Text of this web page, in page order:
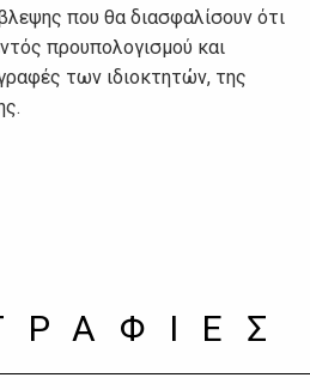
που θα διασφαλίσουν ότι
προυπολογισμού και
των ιδιοκτητών, της